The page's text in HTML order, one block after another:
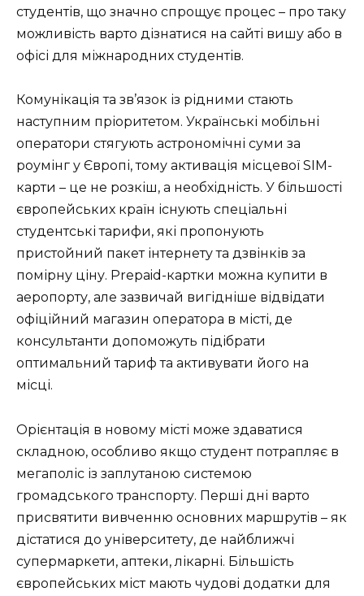
студентів, що значно спрощує процес – про таку
можливість варто дізнатися на сайті вишу або в
офісі для міжнародних студентів.
Комунікація та зв’язок із рідними стають
наступним пріоритетом. Українські мобільні
оператори стягують астрономічні суми за
роумінг у Європі, тому активація місцевої SIM-
карти – це не розкіш, а необхідність. У більшості
європейських країн існують спеціальні
студентські тарифи, які пропонують
пристойний пакет інтернету та дзвінків за
помірну ціну. Prepaid-картки можна купити в
аеропорту, але зазвичай вигідніше відвідати
офіційний магазин оператора в місті, де
консультанти допоможуть підібрати
оптимальний тариф та активувати його на
місці.
Орієнтація в новому місті може здаватися
складною, особливо якщо студент потрапляє в
мегаполіс із заплутаною системою
громадського транспорту. Перші дні варто
присвятити вивченню основних маршрутів – як
дістатися до університету, де найближчі
супермаркети, аптеки, лікарні. Більшість
європейських міст мають чудові додатки для